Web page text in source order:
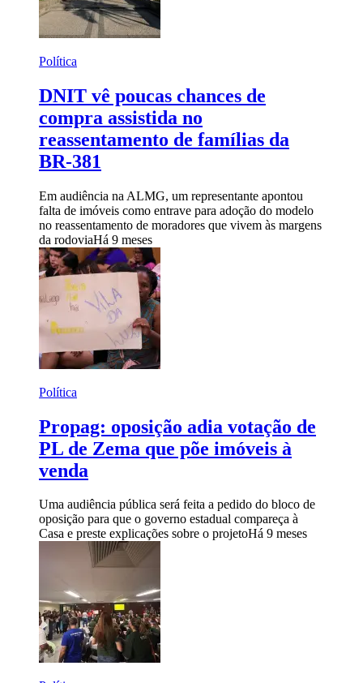
Política
DNIT vê poucas chances de
compra assistida no
reassentamento de famílias da
BR-381
Em audiência na ALMG, um representante apontou
falta de imóveis como entrave para adoção do modelo
no reassentamento de moradores que vivem às margens
da rodoviaHá 9 meses
Política
Propag: oposição adia votação de
PL de Zema que põe imóveis à
venda
Uma audiência pública será feita a pedido do bloco de
oposição para que o governo estadual compareça à
Casa e preste explicações sobre o projetoHá 9 meses